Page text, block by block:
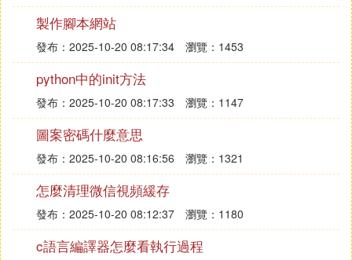
製作腳本網站
發布：2025-10-20 08:17:34 瀏覽：1453
python中的init方法
發布：2025-10-20 08:17:33 瀏覽：1147
圖案密碼什麼意思
發布：2025-10-20 08:16:56 瀏覽：1321
怎麼清理微信視頻緩存
發布：2025-10-20 08:12:37 瀏覽：1180
c語言編譯器怎麼看執行過程